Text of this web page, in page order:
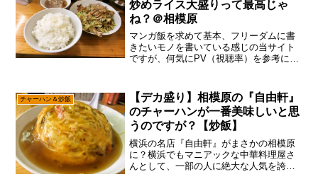
炒めライス大盛りって最高じゃ
ね？＠相模原
マンガ飯を求めて基本、フリーダムに書
きたいモノを書いている感じの当サイト
ですが、何気にPV（視聴率）を参考にし
時には昼寝してゲームで気分転換、から
のネットでネタ探しして...
チャーハン＆炒飯
【デカ盛り】相模原の『自由軒』
のチャーハンが一番美味しいと思
うのですが？【炒飯】
横浜の名店『自由軒』がまさかの相模原
に？横浜でもマニアックな中華料理屋さ
んとして、一部の人に絶大な人気を誇る